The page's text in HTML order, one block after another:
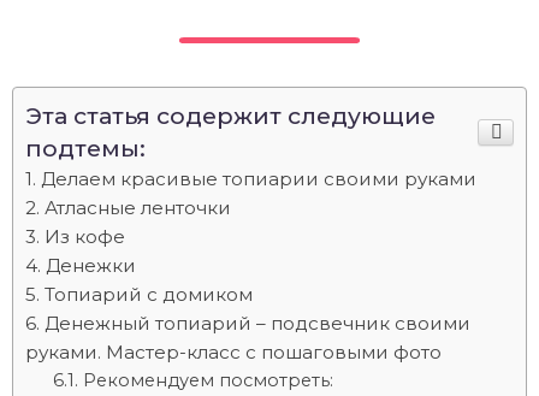
Эта статья содержит следующие
подтемы:
Делаем красивые топиарии своими руками
Атласные ленточки
Из кофе
Денежки
Топиарий с домиком
Денежный топиарий – подсвечник своими
руками. Мастер-класс с пошаговыми фото
Рекомендуем посмотреть: